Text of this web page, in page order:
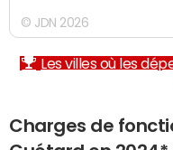
© JDN 2026
Les villes où les
Charges de